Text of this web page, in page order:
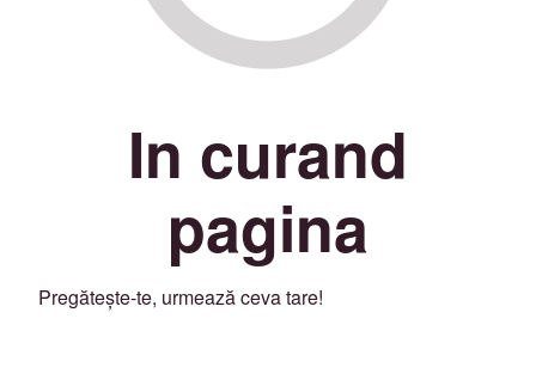
In curand
pagina
Pregătește-te, urmează ceva tare!